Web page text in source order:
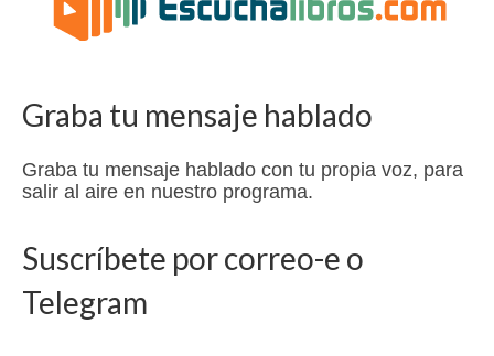
Graba tu mensaje hablado
Graba tu mensaje hablado con tu propia voz, para
salir al aire en nuestro programa.
Suscríbete por correo-e o
Telegram